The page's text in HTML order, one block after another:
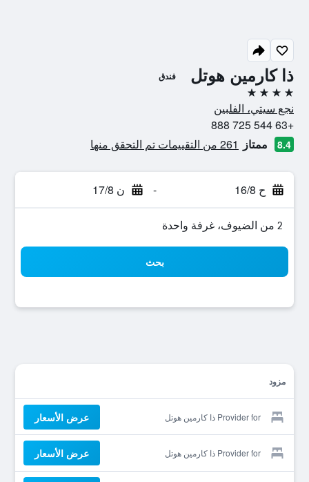
ذا كارمين هوتل فندق
4 نجوم
نجع سيتي، الفلبين
+63 544 725 888
8.4 ممتاز 261 من التقييمات تم التحقق منها
ح 16/8 - ن 17/8
2 من الضيوف، غرفة واحدة
بحث
مزود
Provider for ذا كارمين هوتل عرض الأسعار
Provider for ذا كارمين هوتل عرض الأسعار